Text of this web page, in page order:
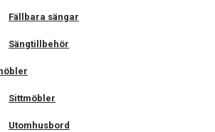
Fällbara sängar
Sängtillbehör
Sittmöbler
Utomhusbord